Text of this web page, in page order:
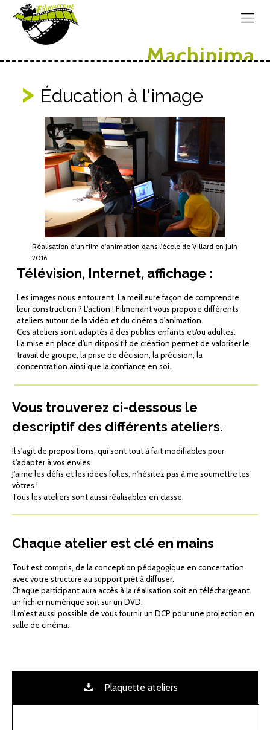
Machinima
Éducation à l'image
Réalisation d'un film d'animation dans l'école de Villard en juin
2016.
Télévision, Internet, affichage :
Les images nous entourent. La meilleure façon de comprendre
leur construction ? L'action ! Filmerrant vous propose différents
ateliers autour de la vidéo et du cinéma d'animation.
Ces ateliers sont adaptés à des publics enfants et/ou adultes.
La mise en place d'un dispositif de création permet de valoriser le
travail de groupe, la prise de décision, la précision, la
concentration ainsi que la confiance en soi.
Vous trouverez ci-dessous le
descriptif des différents ateliers.
Il s'agit de propositions, qui sont tout à fait modifiables pour
s'adapter à vos envies.
J'aime les défis et les idées folles, n'hésitez pas à me soumettre les
vôtres !
Tous les ateliers sont aussi réalisables en classe.
Chaque atelier est clé en mains
Tout est compris, de la conception pédagogique en concertation
avec votre structure au support prêt à diffuser.
Chaque participant aura accès à la réalisation soit en téléchargeant
un fichier numérique soit sur un DVD.
Il m'est aussi possible de vous fournir un DCP pour une projection en
salle de cinéma.
Plaquette ateliers